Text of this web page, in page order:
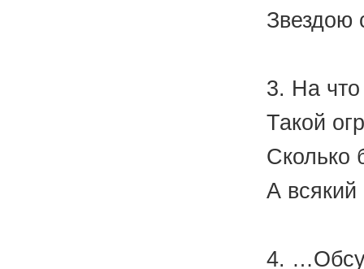
Звездою
3. На что
Такой
Сколько
А всякий
4.